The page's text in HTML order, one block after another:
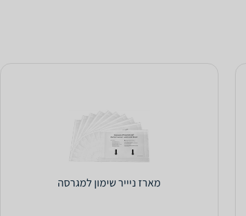
מארז ניייר שימון למגרסה